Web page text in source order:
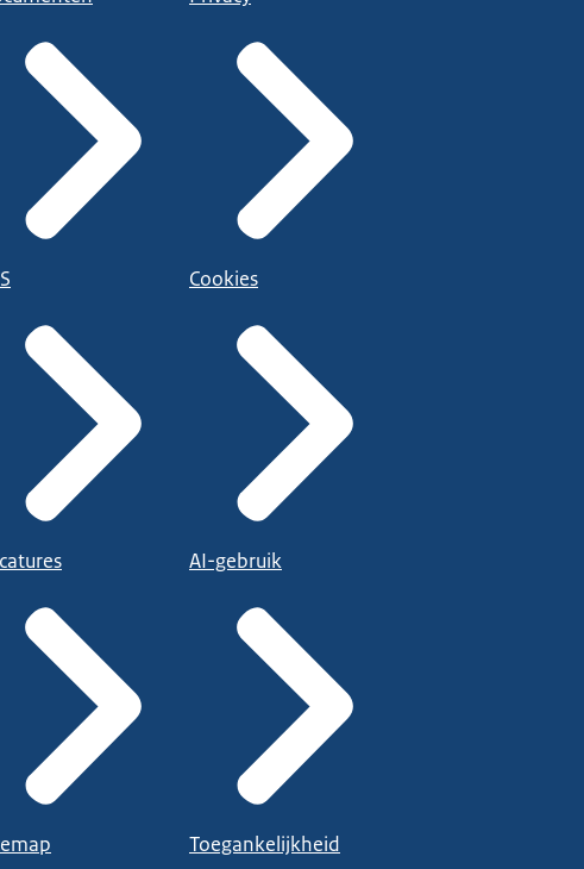
Cookies
AI-gebruik
Toegankelijkheid